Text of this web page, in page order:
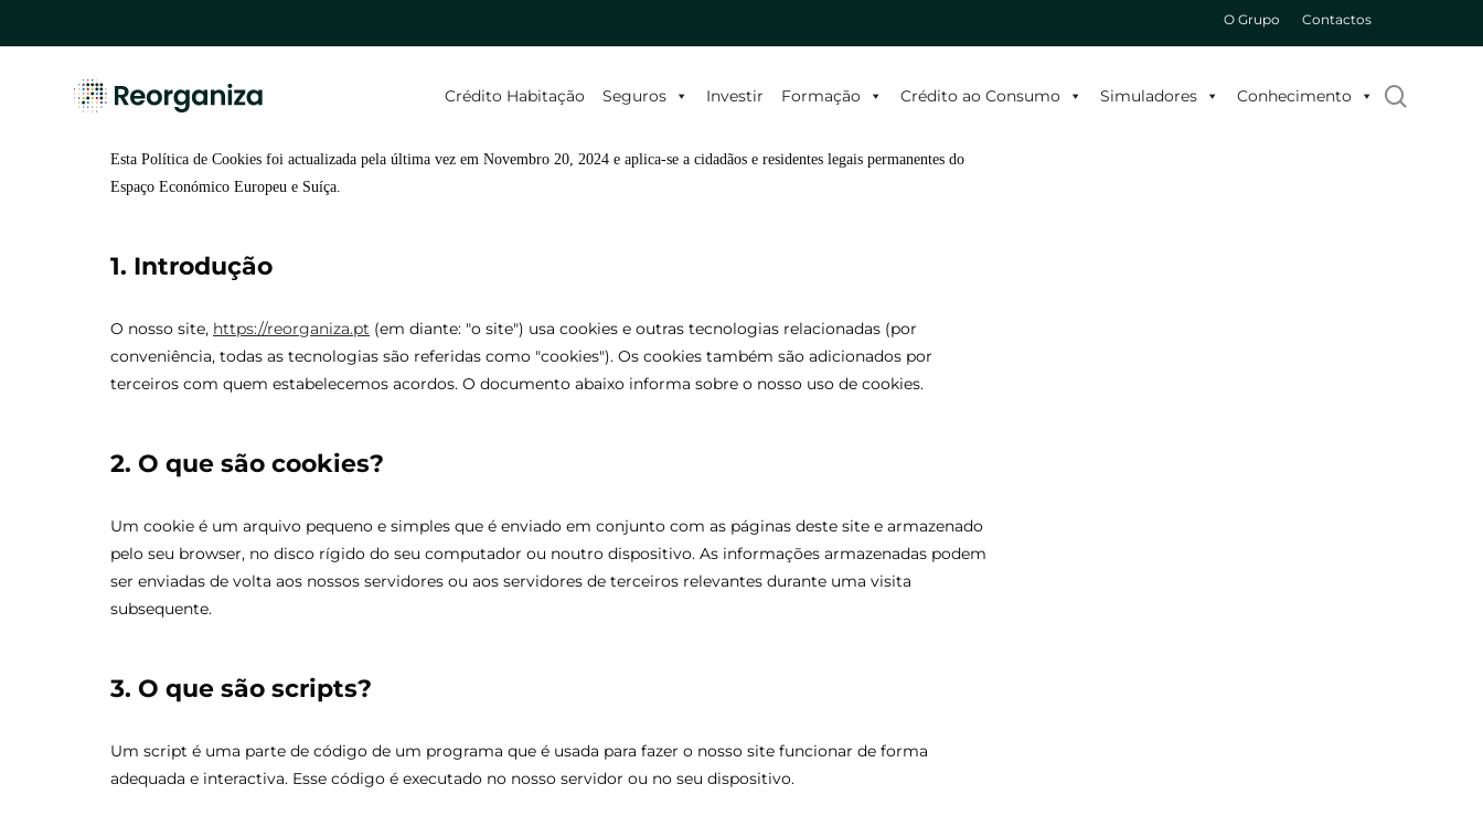
O Grupo Contactos
Hit enter to search or ESC to close
Crédito Habitação Seguros Investir Formação Crédito ao Consumo Simuladores Conhecimento
Esta Política de Cookies foi actualizada pela última vez em Novembro 20, 2024 e aplica-se a cidadãos e residentes legais permanentes do
Espaço Económico Europeu e Suíça.
1. Introdução
O nosso site, https://reorganiza.pt (em diante: "o site") usa cookies e outras tecnologias relacionadas (por
conveniência, todas as tecnologias são referidas como "cookies"). Os cookies também são adicionados por
terceiros com quem estabelecemos acordos. O documento abaixo informa sobre o nosso uso de cookies.
2. O que são cookies?
Um cookie é um arquivo pequeno e simples que é enviado em conjunto com as páginas deste site e armazenado
pelo seu browser, no disco rígido do seu computador ou noutro dispositivo. As informações armazenadas podem
ser enviadas de volta aos nossos servidores ou aos servidores de terceiros relevantes durante uma visita
subsequente.
3. O que são scripts?
Um script é uma parte de código de um programa que é usada para fazer o nosso site funcionar de forma
adequada e interactiva. Esse código é executado no nosso servidor ou no seu dispositivo.